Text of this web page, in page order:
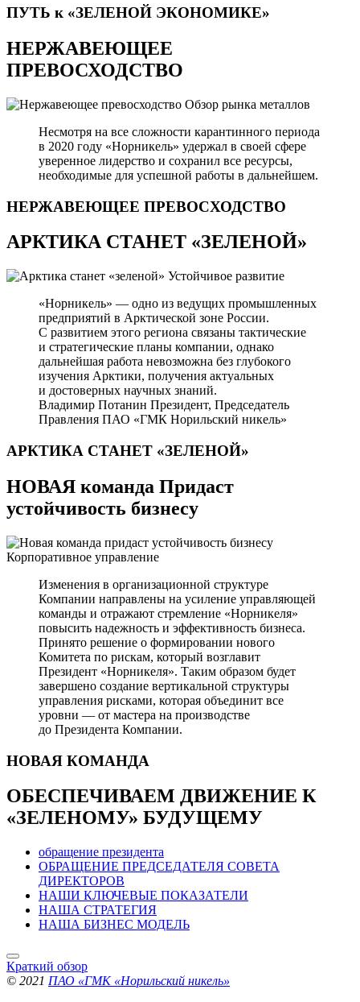
ПУТЬ к «ЗЕЛЕНОЙ ЭКОНОМИКЕ»
НЕРЖАВЕЮЩЕЕ
ПРЕВОСХОДСТВО
Обзор рынка металлов
Несмотря на все сложности карантинного периода
в 2020 году «Норникель» удержал в своей сфере
уверенное лидерство и сохранил все ресурсы,
необходимые для успешной работы в дальнейшем.
НЕРЖАВЕЮЩЕЕ ПРЕВОСХОДСТВО
АРКТИКА СТАНЕТ «ЗЕЛЕНОЙ»
Устойчивое развитие
«Норникель» — одно из ведущих промышленных
предприятий в Арктической зоне России.
С развитием этого региона связаны тактические
и стратегические планы компании, однако
дальнейшая работа невозможна без глубокого
изучения Арктики, получения актуальных
и достоверных научных знаний.
Владимир Потанин Президент, Председатель
Правления ПАО «ГМК Норильский никель»
АРКТИКА СТАНЕТ «ЗЕЛЕНОЙ»
НОВАЯ команда Придаст
устойчивость бизнесу
Корпоративное управление
Изменения в организационной структуре
Компании направлены на усиление управляющей
команды и отражают стремление «Норникеля»
повысить надежность и эффективность бизнеса.
Принято решение о формировании нового
Комитета по рискам, который возглавит
Президент «Норникеля». Таким образом будет
завершено создание вертикальной структуры
управления рисками, которая объединит все
уровни — от мастера на производстве
до Президента Компании.
НОВАЯ КОМАНДА
ОБЕСПЕЧИВАЕМ ДВИЖЕНИЕ К
«ЗЕЛЕНОМУ» БУДУЩЕМУ
обращение президента
ОБРАЩЕНИЕ ПРЕДСЕДАТЕЛЯ СОВЕТА
ДИРЕКТОРОВ
НАШИ КЛЮЧЕВЫЕ ПОКАЗАТЕЛИ
НАША СТРАТЕГИЯ
НАША БИЗНЕС МОДЕЛЬ
Краткий обзор
© 2021 ПАО «ГМК «Норильский никель»